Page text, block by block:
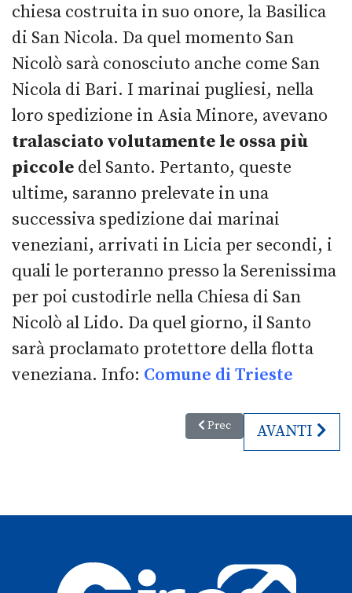
chiesa costruita in suo onore, la Basilica
di San Nicola. Da quel momento San
Nicolò sarà conosciuto anche come San
Nicola di Bari. I marinai pugliesi, nella
loro spedizione in Asia Minore, avevano
tralasciato volutamente le ossa più
piccole del Santo. Pertanto, queste
ultime, saranno prelevate in una
successiva spedizione dai marinai
veneziani, arrivati in Licia per secondi, i
quali le porteranno presso la Serenissima
per poi custodirle nella Chiesa di San
Nicolò al Lido. Da quel giorno, il Santo
sarà proclamato protettore della flotta
veneziana. Info: Comune di Trieste
Articolo precedente: Mercatini
Prec ARTICOLO
AVANTI